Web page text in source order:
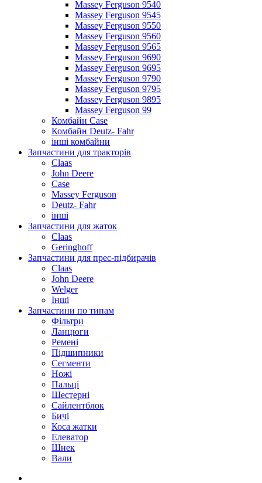
Massey Ferguson 9540
Massey Ferguson 9545
Massey Ferguson 9550
Massey Ferguson 9560
Massey Ferguson 9565
Massey Ferguson 9690
Massey Ferguson 9695
Massey Ferguson 9790
Massey Ferguson 9795
Massey Ferguson 9895
Massey Ferguson 99
Комбайн Case
Комбайн Deutz- Fahr
інші комбайни
Запчастини для тракторів
Claas
John Deere
Case
Massey Ferguson
Deutz- Fahr
інші
Запчастини для жаток
Claas
Geringhoff
Запчастини для прес-підбирачів
Claas
John Deere
Welger
Інші
Запчастини по типам
Фільтри
Ланцюги
Ремені
Підшипники
Сегменти
Ножі
Пальці
Шестерні
Сайлентблок
Бичі
Коса жатки
Елеватор
Шнек
Вали